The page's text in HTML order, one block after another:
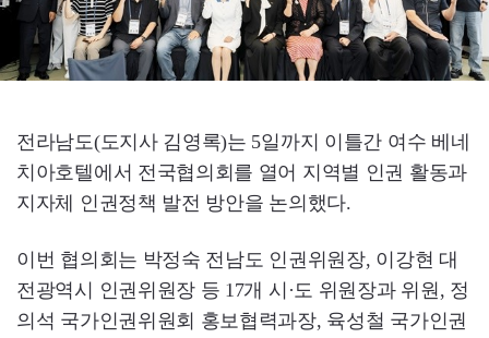
전라남도(도지사 김영록)는 5일까지 이틀간 여수 베네
치아호텔에서 전국협의회를 열어 지역별 인권 활동과
지자체 인권정책 발전 방안을 논의했다.
이번 협의회는 박정숙 전남도 인권위원장, 이강현 대
전광역시 인권위원장 등 17개 시·도 위원장과 위원, 정
의석 국가인권위원회 홍보협력과장, 육성철 국가인권